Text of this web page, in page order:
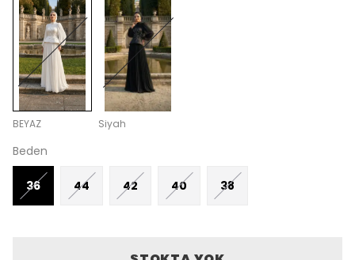
BEYAZ Siyah
Beden
36 44 42 40 38